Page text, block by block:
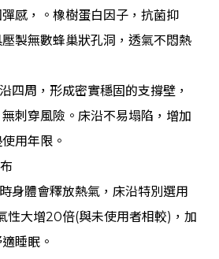
感，。橡樹蛋白因子，抗菌抑
製無數蜂巢狀孔洞，透氣不悶熱
四周，形成密實穩固的支撐壁，
刺穿風險。床沿不易塌陷，增加
用年限。
身體會釋放熱氣，床沿特別選用
性大增20倍(與未使用者相較)，加
睡眠。